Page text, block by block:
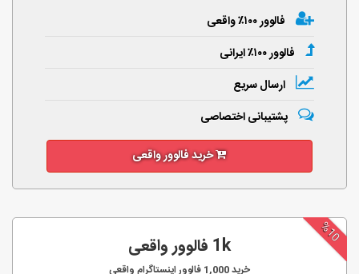
فالوور ۱۰۰٪ واقعی
فالوور ۱۰۰٪ ایرانی
ارسال سریع
پشتیبانی اختصاصی
خرید فالوور واقعی
%10
1k فالوور واقعی
خرید1,000 فالوور اینستاگرام واقعی